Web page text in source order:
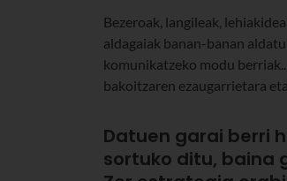
Bezeroak, langileak,
aldagaiak banan-banan
komunikatzeko modu
bakoitzaren ezaugarrietara
Datuen garai berri
sortuko ditu, baina